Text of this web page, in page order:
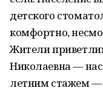
детского
комфортно,
Жители
Николаевна —
летним стажем —